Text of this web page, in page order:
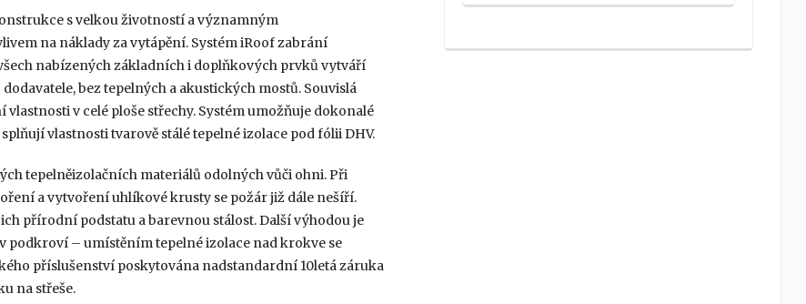
s velkou životností a významným
na náklady za vytápění. Systém iRoof zabrání
nabízených základních i doplňkových prvků vytváří
bez tepelných a akustických mostů. Souvislá
v celé ploše střechy. Systém umožňuje dokonalé
vlastnosti tvarově stálé tepelné izolace pod fólii DHV.
tepelněizolačních materiálů odolných vůči ohni. Při
a vytvoření uhlíkové krusty se požár již dále nešíří.
přírodní podstatu a barevnou stálost. Další výhodou je
– umístěním tepelné izolace nad krokve se
příslušenství poskytována nadstandardní 10letá záruka
na střeše.